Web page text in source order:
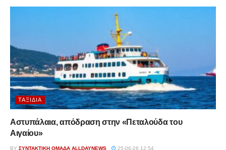
ΤΑΞΊΔΙΑ
Αστυπάλαια, απόδραση στην «Πεταλούδα του
Αιγαίου»
BY ΣΥΝΤΑΚΤΙΚΉ ΟΜΆΔΑ ALLDAYNEWS 25-06-26 12:54